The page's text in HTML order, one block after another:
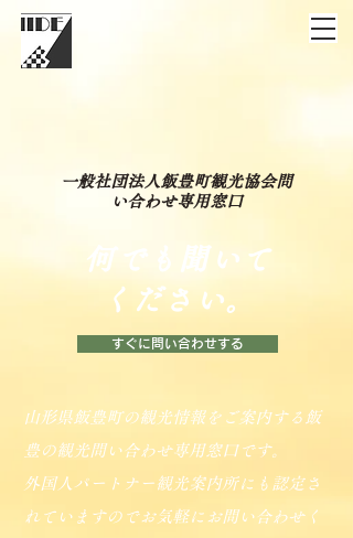
一般社団法人飯豊町観光協会問
い合わせ専用窓口
何でも聞いて
ください。
すぐに問い合わせする
山形県飯豊町の観光情報をご案内する飯
豊の観光問い合わせ専用窓口です。
外国人パートナー観光案内所にも認定さ
れていますのでお気軽にお問い合わせく